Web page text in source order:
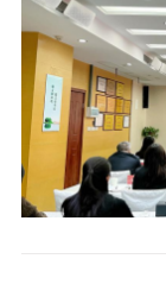
总结2025年党
任务，动员公
动公司高质量
强政治保证。
讲话，公司党
公司党委委员、